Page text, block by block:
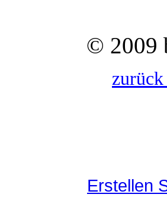
© 2009
Erstellen